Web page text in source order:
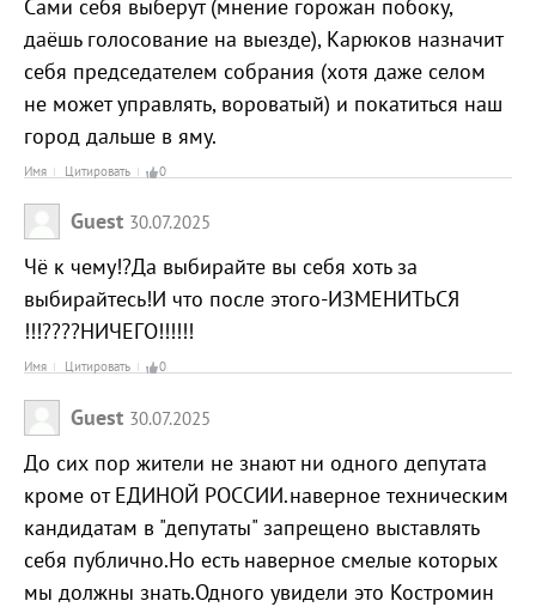
Сами себя выберут (мнение горожан побоку,
даёшь голосование на выезде), Карюков назначит
себя председателем собрания (хотя даже селом
не может управлять, вороватый) и покатиться наш
город дальше в яму.
Имя Цитировать 0
Guest 30.07.2025
Чё к чему!?Да выбирайте вы себя хоть за
выбирайтесь!И что после этого-ИЗМЕНИТЬСЯ
!!!????НИЧЕГО!!!!!!
Имя Цитировать 0
Guest 30.07.2025
До сих пор жители не знают ни одного депутата
кроме от ЕДИНОЙ РОССИИ.наверное техническим
кандидатам в "депутаты" запрещено выставлять
себя публично.Но есть наверное смелые которых
мы должны знать.Одного увидели это Костромин